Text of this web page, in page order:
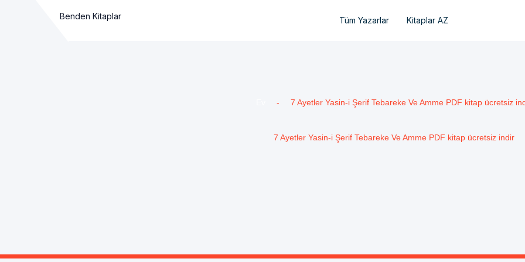
Benden Kitaplar Tüm Yazarlar Kitaplar AZ
- 7 Ayetler Yasin-i Şerif Tebareke Ve Amme PDF kitap ücretsiz
7 Ayetler Yasin-i Şerif Tebareke Ve Amme PDF kitap ücretsiz indir